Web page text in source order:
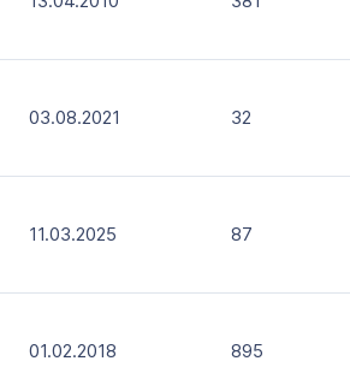
03.08.2021 32
11.03.2025 87
01.02.2018 895